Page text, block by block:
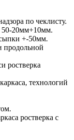
по чеклисту.
50-20мм+10мм.
+-50мм.
продольной
ростверка
технологий
ростверка с